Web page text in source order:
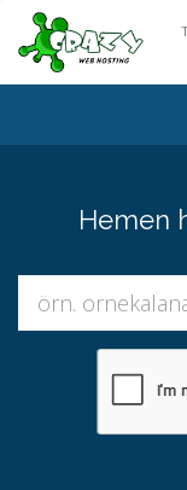
Hemen